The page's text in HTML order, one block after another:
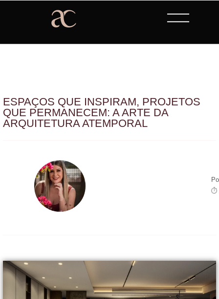
ESPAÇOS QUE INSPIRAM, PROJETOS
QUE PERMANECEM: A ARTE DA
ARQUITETURA ATEMPORAL
⏱